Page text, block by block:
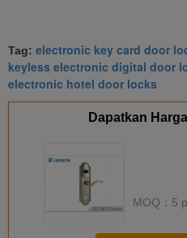
Tag: electronic key card door
keyless electronic digital door
electronic hotel door locks
Dapatkan
MOQ： 5